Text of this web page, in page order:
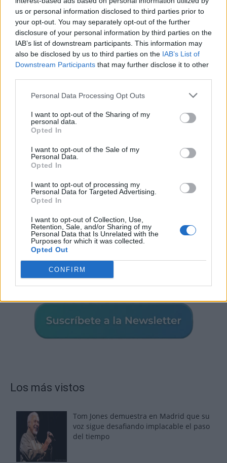
us or personal information disclosed to third parties prior to
your opt-out. You may separately opt-out of the further
disclosure of your personal information by third parties on the
IAB’s list of downstream participants. This information may
also be disclosed by us to third parties on the IAB’s List of
Downstream Participants that may further disclose it to other
Personal Data Processing Opt Outs
I want to opt-out of the Sharing of my
personal data.
Opted In
I want to opt-out of the Sale of my
Personal Data.
Opted In
I want to opt-out of processing my
Personal Data for Targeted Advertising.
Opted In
I want to opt-out of Collection, Use,
Retention, Sale, and/or Sharing of my
Personal Data that Is Unrelated with the
Purposes for which it was collected.
Opted Out
CONFIRM
Los más vistos
Tom Jones demuestra en Madrid que su
voz sigue desafiando implacable el paso
del tiempo